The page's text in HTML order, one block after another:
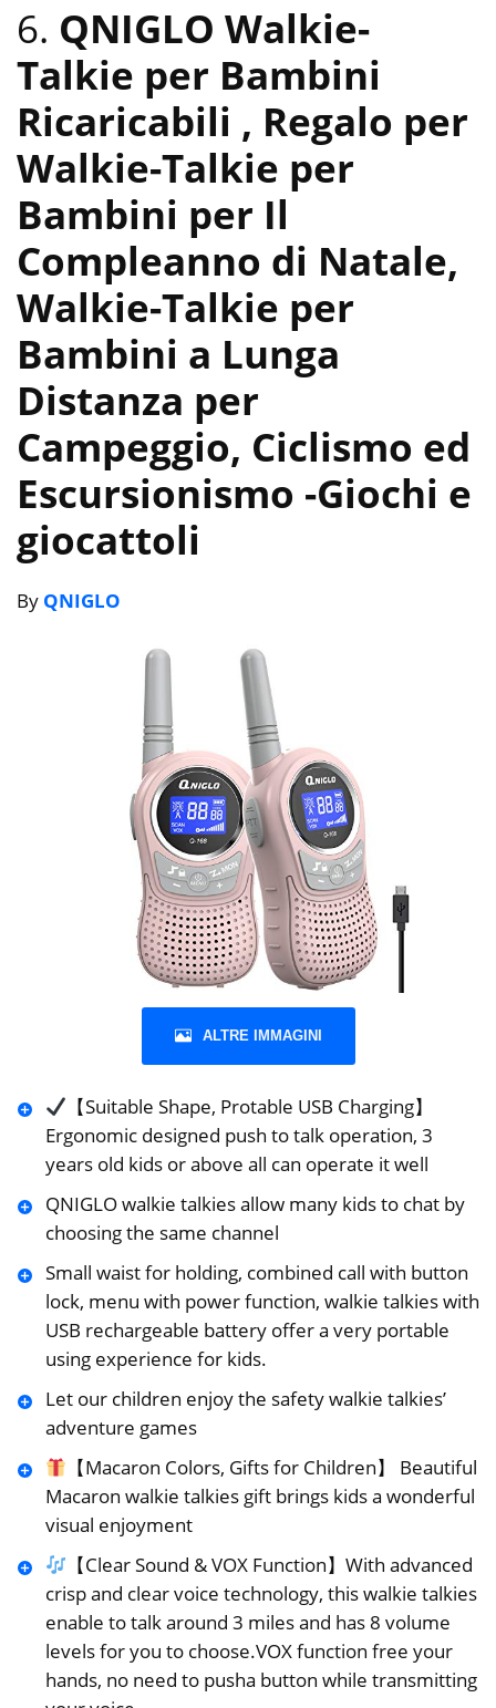
6. QNIGLO Walkie-
Talkie per Bambini
Ricaricabili , Regalo per
Walkie-Talkie per
Bambini per Il
Compleanno di Natale,
Walkie-Talkie per
Bambini a Lunga
Distanza per
Campeggio, Ciclismo ed
Escursionismo -Giochi e
giocattoli
By QNIGLO
ALTRE IMMAGINI
【Suitable Shape, Protable USB Charging】
Ergonomic designed push to talk operation, 3
years old kids or above all can operate it well
QNIGLO walkie talkies allow many kids to chat by
choosing the same channel
Small waist for holding, combined call with button
lock, menu with power function, walkie talkies with
USB rechargeable battery offer a very portable
using experience for kids.
Let our children enjoy the safety walkie talkies’
adventure games
【Macaron Colors, Gifts for Children】 Beautiful
Macaron walkie talkies gift brings kids a wonderful
visual enjoyment
【Clear Sound & VOX Function】With advanced
crisp and clear voice technology, this walkie talkies
enable to talk around 3 miles and has 8 volume
levels for you to choose.VOX function free your
hands, no need to pusha button while transmitting